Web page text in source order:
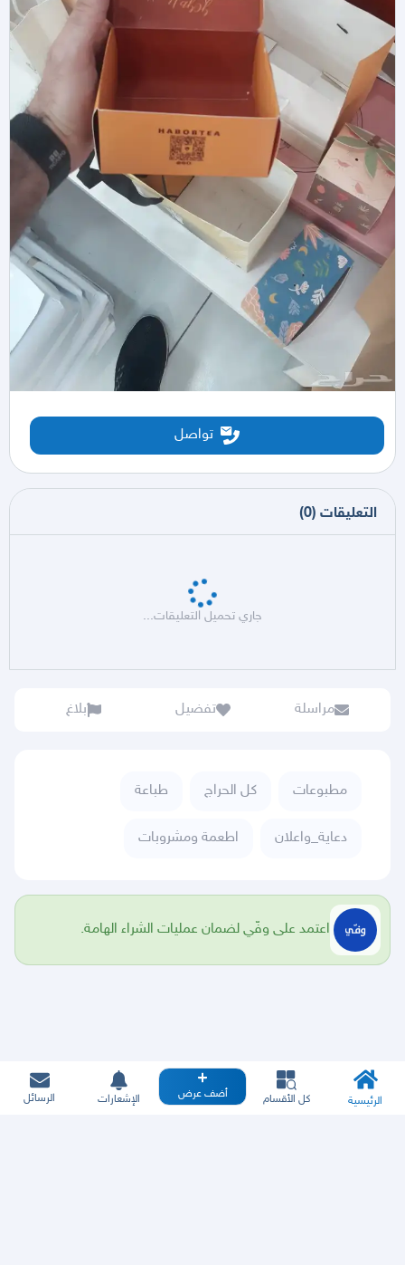
تواصل
التعليقات (
0
)
جاري تحميل التعليقات...
مراسلة تفضيل بلاغ
مطبوعات كل الحراج طباعة
دعاية_واعلان اطعمة ومشروبات
اعتمد على وفّي لضمان عمليات الشراء الهامة.
الرئيسية كل الأقسام أضف عرض الإشعارات الرسائل